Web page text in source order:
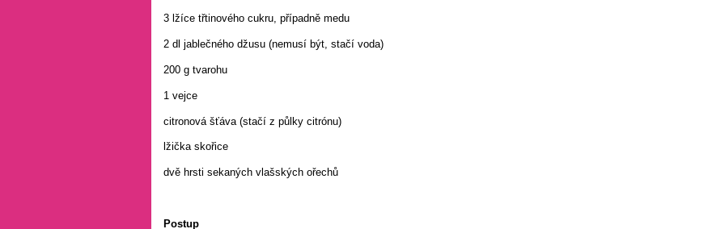
3 lžíce třtinového cukru, případně medu
2 dl jablečného džusu (nemusí být, stačí voda)
200 g tvarohu
1 vejce
citronová šťáva (stačí z půlky citrónu)
lžička skořice
dvě hrsti sekaných vlašských ořechů
Postup